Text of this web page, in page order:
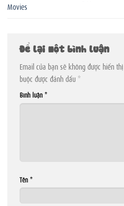
Movies
Để lại một bình luận
Email của bạn sẽ không được hiển
buộc được đánh dấu *
Bình luận *
Tên *